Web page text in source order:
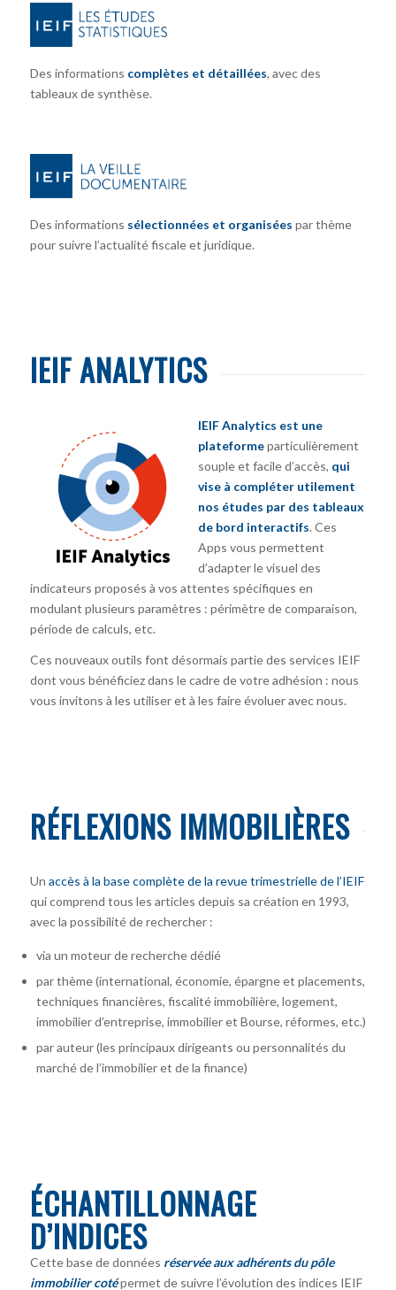
Des informations complètes et détaillées, avec des
tableaux de synthèse.
Des informations sélectionnées et organisées par thème
pour suivre l’actualité fiscale et juridique.
IEIF ANALYTICS
IEIF Analytics est une
plateformeparticulièrement
souple et facile d’accès, qui
vise à compléter utilement
nos études par des tableaux
de bord interactifs. Ces
Apps vous permettent
d’adapter le visuel des
indicateurs proposés à vos attentes spécifiques en
modulant plusieurs paramètres : périmètre de comparaison,
période de calculs, etc.
Ces nouveaux outils font désormais partie des services IEIF
dont vous bénéficiez dans le cadre de votre adhésion : nous
vous invitons à les utiliser et à les faire évoluer avec nous.
RÉFLEXIONS IMMOBILIÈRES
Un accès à la base complète de la revue trimestrielle de l’IEIF
qui comprend tous les articles depuis sa création en 1993,
avec la possibilité de rechercher :
via un moteur de recherche dédié
par thème (international, économie, épargne et placements,
techniques financières, fiscalité immobilière, logement,
immobilier d’entreprise, immobilier et Bourse, réformes, etc.)
par auteur (les principaux dirigeants ou personnalités du
marché de l’immobilier et de la finance)
ÉCHANTILLONNAGE
D’INDICES
Cette base de données réservée aux adhérents du pôle
immobilier coté permet de suivre l’évolution des indices IEIF